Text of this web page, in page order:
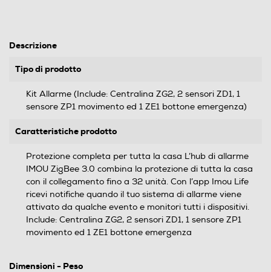
Descrizione
Tipo di prodotto
Kit Allarme (Include: Centralina ZG2, 2 sensori ZD1, 1
sensore ZP1 movimento ed 1 ZE1 bottone emergenza)
Caratteristiche prodotto
Protezione completa per tutta la casa L’hub di allarme
IMOU ZigBee 3.0 combina la protezione di tutta la casa
con il collegamento fino a 32 unità. Con l’app Imou Life
ricevi notifiche quando il tuo sistema di allarme viene
attivato da qualche evento e monitori tutti i dispositivi.
Include: Centralina ZG2, 2 sensori ZD1, 1 sensore ZP1
movimento ed 1 ZE1 bottone emergenza
Dimensioni - Peso